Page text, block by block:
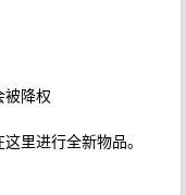
被降权
里进行全新物品。